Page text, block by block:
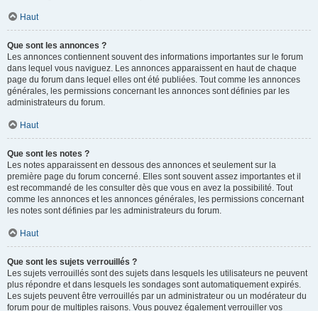
Haut
Que sont les annonces ?
Les annonces contiennent souvent des informations importantes sur le forum
dans lequel vous naviguez. Les annonces apparaissent en haut de chaque
page du forum dans lequel elles ont été publiées. Tout comme les annonces
générales, les permissions concernant les annonces sont définies par les
administrateurs du forum.
Haut
Que sont les notes ?
Les notes apparaissent en dessous des annonces et seulement sur la
première page du forum concerné. Elles sont souvent assez importantes et il
est recommandé de les consulter dès que vous en avez la possibilité. Tout
comme les annonces et les annonces générales, les permissions concernant
les notes sont définies par les administrateurs du forum.
Haut
Que sont les sujets verrouillés ?
Les sujets verrouillés sont des sujets dans lesquels les utilisateurs ne peuvent
plus répondre et dans lesquels les sondages sont automatiquement expirés.
Les sujets peuvent être verrouillés par un administrateur ou un modérateur du
forum pour de multiples raisons. Vous pouvez également verrouiller vos